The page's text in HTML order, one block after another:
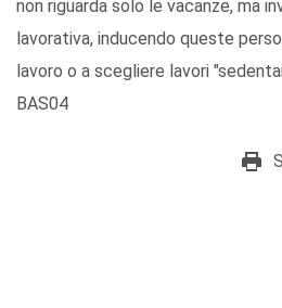
non riguarda solo le vacanze, ma
lavorativa, inducendo queste
lavoro o a scegliere lavori
BAS04